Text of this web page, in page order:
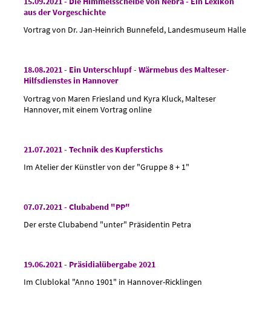
aus der Vorgeschichte
Vortrag von Dr. Jan-Heinrich Bunnefeld, Landesmuseum Halle
18.08.2021 - Ein Unterschlupf - Wärmebus des Malteser-
Hilfsdienstes in Hannover
Vortrag von Maren Friesland und Kyra Kluck, Malteser
Hannover, mit einem Vortrag online
21.07.2021 - Technik des Kupferstichs
Im Atelier der Künstler von der "Gruppe 8 + 1"
07.07.2021 - Clubabend "PP"
Der erste Clubabend "unter" Präsidentin Petra
19.06.2021 - Präsidialübergabe 2021
Im Clublokal "Anno 1901" in Hannover-Ricklingen